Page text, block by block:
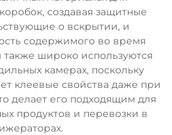
создавая защитные
о вскрытии, и
содержимого во время
широко используются
камерах, поскольку
клеевые свойства даже при
делает его подходящим для
продуктов и перевозки в